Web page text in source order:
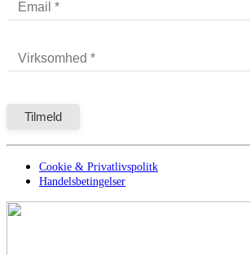
Cookie & Privatlivspolitk
Handelsbetingelser